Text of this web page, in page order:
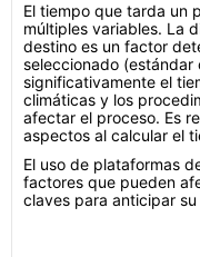
El tiempo que tarda un
múltiples variables. La
destino es un factor
seleccionado
significativamente el
climáticas y los
afectar el proceso. Es
aspectos al calcular el
El uso de plataformas
factores que pueden
claves para anticipar